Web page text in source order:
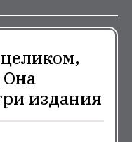
Она
издания